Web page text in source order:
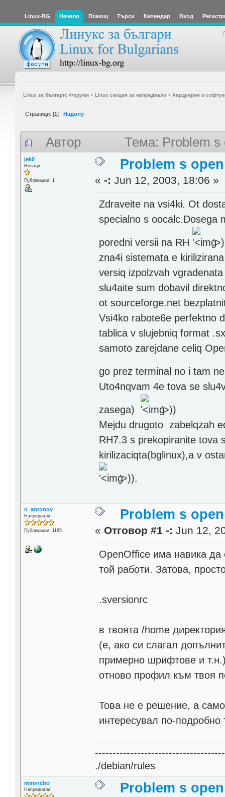
Linux-BG Начало Помощ Търси Календар Вход
Linux за българи: Форуми> Linux секция за напреднали> Хардуерни и
Страници: [1] Надолу
Автор Тема: Problem s
jek0
Новаци
Публикации: 1
Problem s
«-: Jun 12, 2003, 18:06 »
Zdraveite na vsi4ki. Ot
specialno s oocalc.Dosega
poredni versii na RH '>
zna4i sistemata e
versiq izpolzvah
slu4aite sum dobavil
ot sourceforge.net
Vsi4ko rabote6e perfektno
tablica v slujebniq format
samoto zarejdane celiq
go prez terminal no i tam
Uto4nqvam 4e tova se
zasega) '>))
Mejdu drugoto zabelqzah
RH7.3 s prekopiranite tova
kirilizaciqta(bglinux),a v
'>)).
n_antonov
Напреднали
Публикации: 1185
Problem s
« Отговор #1 -: Jun 12,
OpenOffice има навика да
той работи. Затова,
.sversionrc
в твоята /home
(е, ако си слагал
примерно шрифтове и
отново профил към твоя
Това не е решение, а
интересувал по-подробно
./debian/rules
mironcho
Напреднали Problem s